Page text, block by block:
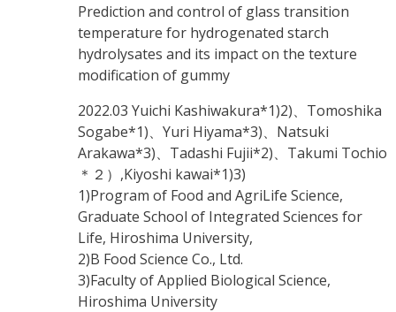
Prediction and control of glass transition
temperature for hydrogenated starch
hydrolysates and its impact on the texture
modification of gummy
2022.03 Yuichi Kashiwakura*1)2)、Tomoshika
Sogabe*1)、Yuri Hiyama*3)、Natsuki
Arakawa*3)、Tadashi Fujii*2)、Takumi Tochio
＊２）,Kiyoshi kawai*1)3)
1)Program of Food and AgriLife Science,
Graduate School of Integrated Sciences for
Life, Hiroshima University,
2)B Food Science Co., Ltd.
3)Faculty of Applied Biological Science,
Hiroshima University